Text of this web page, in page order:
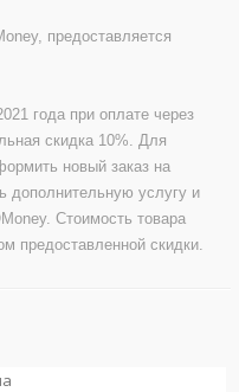
предоставляется
года при оплате через
скидка 10%. Для
новый заказ на
дополнительную услугу и
Стоимость товара
предоставленной скидки.